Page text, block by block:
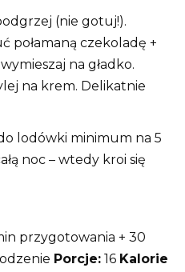
(nie gotuj!).
połamaną czekoladę +
na gładko.
na krem. Delikatnie
lodówki minimum na 5
noc – wtedy kroi się
przygotowania + 30
Porcje: 16 Kalorie